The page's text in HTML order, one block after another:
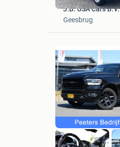
J.B. USA Cars B.V.
Geesbrug